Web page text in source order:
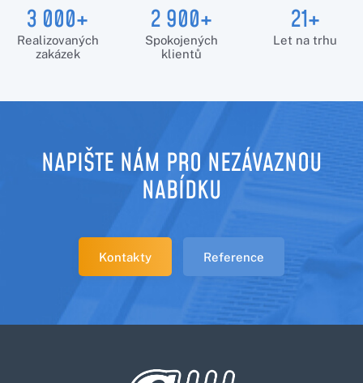
3 000+
Realizovaných
zakázek
2 900+
Spokojených
klientů
21+
Let na trhu
NAPIŠTE NÁM PRO NEZÁVAZNOU
NABÍDKU
Kontakty Reference